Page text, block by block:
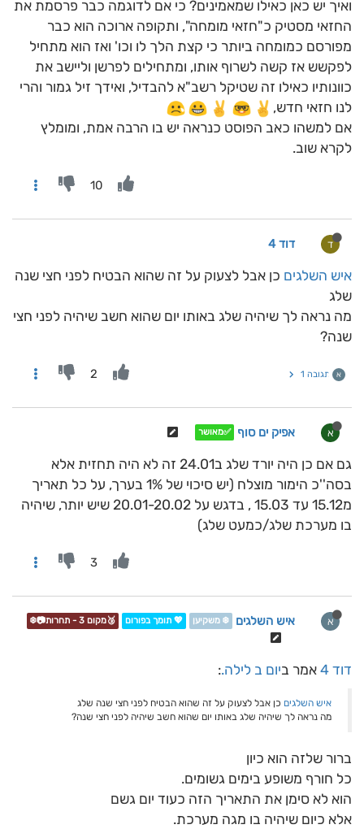
ואיך יש כאן כאילו שמאמינים? כי אם לדוגמה כבר פרסמת את
החזאי מסטיק כ"חזאי מומחה", ותקופה ארוכה הוא כבר
מפורסם כמומחה ביותר כי קצת הלך לו וכו' ואז הוא מתחיל
לפקשש אז קשה לשרוף אותו, ומתחילים לפרשן וליישב את
כוונותיו כאילו זה שטיקל רשב"א להבדיל, ואידך זיל גמור והרי
לנו חזאי חדש,
אם למשהו כאב הפוסט כנראה יש בו הרבה אמת, ומומלץ
לקרא שוב.
10
ד דוד 4
איש השלגים כן אבל לצעוק על זה שהוא הבטיח לפני חצי שנה
שלג
מה נראה לך שיהיה שלג באותו יום שהוא חשב שיהיה לפני חצי
שנה?
א תגובה 1 2
א אפיק ים סוף ✅מאושר
גם אם כן היה יורד שלג ב24.01 זה לא היה תחזית אלא
בסה''כ הימור מוצלח (יש סיכוי של 1% בערך, על כל תאריך
מ15.12 עד 15.03 , בדגש על 20.01-20.02 שיש יותר, שיהיה
בו מערכת שלג/כמעט שלג)
3
א איש השלגים ❄️ משקיען 💖 תומך בפורום 🥉מקום 3 - תחרות📷❄️
דוד 4 אמר ביום ב לילה.:
איש השלגים כן אבל לצעוק על זה שהוא הבטיח לפני חצי שנה שלג
מה נראה לך שיהיה שלג באותו יום שהוא חשב שיהיה לפני חצי שנה?
ברור שלזה הוא כיון
כל חורף משופע בימים גשומים.
הוא לא סימן את התאריך הזה כעוד יום גשם
אלא כיום שיהיה בו מגה מערכת.